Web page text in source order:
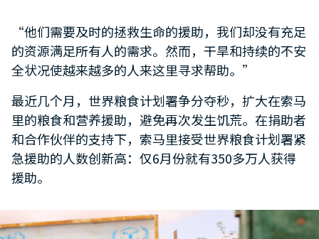
“他们需要及时的拯救生命的援助，我们却没有充足
的资源满足所有人的需求。然而，干旱和持续的不安
全状况使越来越多的人来这里寻求帮助。”
最近几个月，世界粮食计划署争分夺秒，扩大在索马
里的粮食和营养援助，避免再次发生饥荒。在捐助者
和合作伙伴的支持下，索马里接受世界粮食计划署紧
急援助的人数创新高：仅6月份就有350多万人获得
援助。